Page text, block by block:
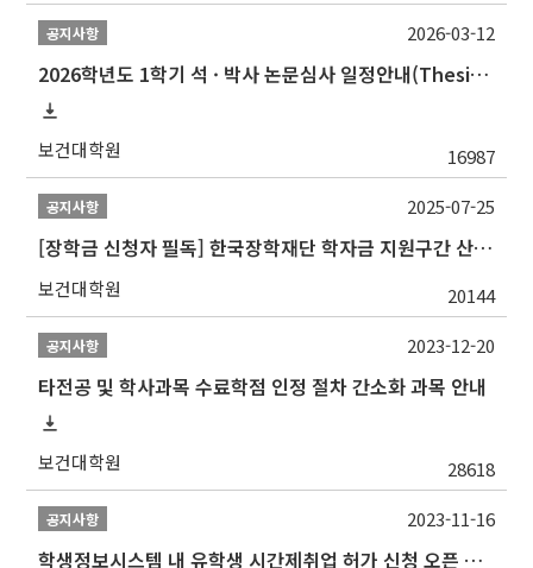
공지사항
2026학년도 1학기 석 · 박사 논문심사 일정안내(Thesis Defense Schedules)
보건대학원 16987
2026-03-12
공지사항
[장학금 신청자 필독] 한국장학재단 학자금 지원구간 산정 권고
보건대학원 20144
2025-07-25
공지사항
타전공 및 학사과목 수료학점 인정 절차 간소화 과목 안내
보건대학원 28618
2023-12-20
공지사항
학생정보시스템 내 유학생 시간제취업 허가 신청 오픈 안내
2023-11-16